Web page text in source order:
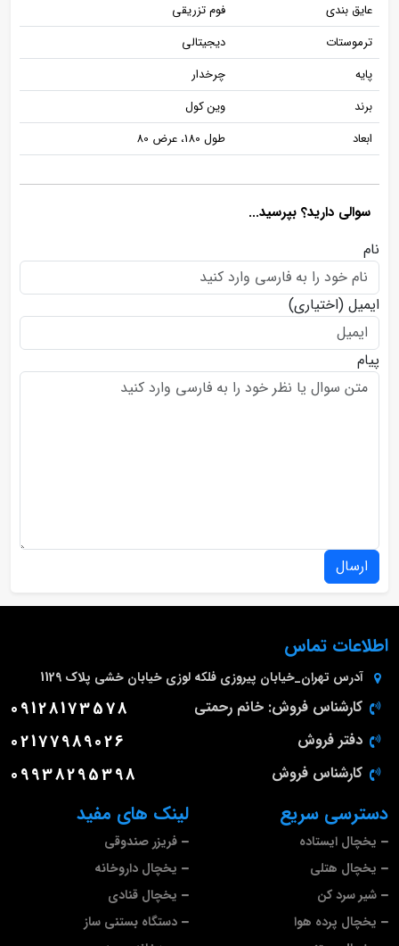
عایق بندی
فوم تزریقی
ترموستات
دیجیتالی
پایه
چرخدار
برند
وین کول
ابعاد
طول 180، عرض 80
سوالی دارید؟ بپرسید...
نام
ایمیل (اختیاری)
پیام
ارسال
لینک های مفید
فریزر صندوقی
یخچال داروخانه
یخچال قنادی
دستگاه بستنی ساز
دسترسی سریع
یخچال ایستاده
یخچال هتلی
شیر سرد کن
یخچال پرده هوا
اطلاعات تماس
آدرس تهران_خیابان پیروزی فلکه لوزی خیابان خشی پلاک 1129
کارشناس فروش: خانم رحمتی 09128173578
دفتر فروش 02177989026
کارشناس فروش 09938295398